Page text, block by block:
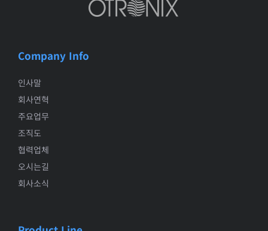
Company Info
인사말
회사연혁
주요업무
조직도
협력업체
오시는길
회사소식